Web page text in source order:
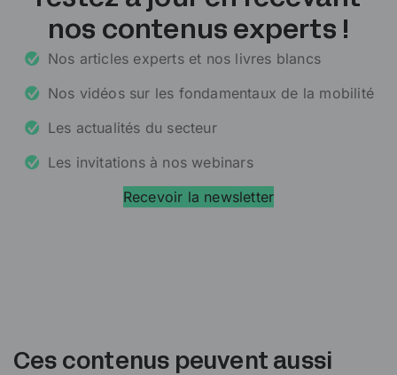
nos contenus experts !
Nos articles experts et nos livres blancs
Nos vidéos sur les fondamentaux de la mobilité
Les actualités du secteur
Les invitations à nos webinars
Recevoir la newsletter
Ces contenus peuvent aussi